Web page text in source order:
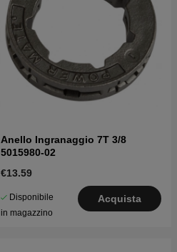
Anello Ingranaggio 7T 3/8
5015980-02
€13.59
Disponibile
in magazzino
Acquista